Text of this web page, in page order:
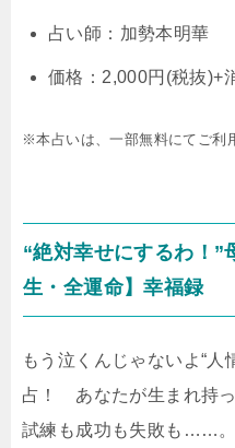
占い師：加勢本明華
価格：2,000円(税抜)+
※本占いは、一部無料にてご利
“絶対幸せにするわ！”
生・全運命】幸福録
もう泣くんじゃないよ“人
占！ あなたが生まれ持
試練も成功も失敗も……